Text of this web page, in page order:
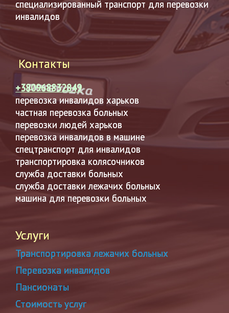
специализированный транспорт для перевозки
инвалидов
Контакты
+380968832849
перевозка инвалидов харьков
частная перевозка больных
перевозки людей харьков
перевозка инвалидов в машине
спецтранспорт для инвалидов
транспортировка колясочников
служба доставки больных
служба доставки лежачих больных
машина для перевозки больных
Услуги
Транспортировка лежачих больных
Перевозка инвалидов
Пансионаты
Стоимость услуг